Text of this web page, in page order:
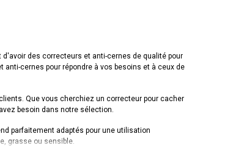
des correcteurs et anti-cernes de qualité pour
cernes pour répondre à vos besoins et à ceux de
Que vous cherchiez un correcteur pour cacher
besoin dans notre sélection.
parfaitement adaptés pour une utilisation
grasse ou sensible.